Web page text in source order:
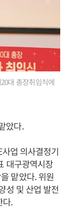
대 총장취임식에
았다.
업 의사결정기
대구광역시장
맡았다. 위원
성 및 산업 발전
다.